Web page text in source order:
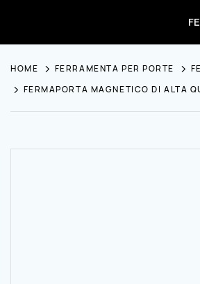
HOME FERRAMENTA PER PORTE
FERMAPORTA MAGNETICO DI ALTA